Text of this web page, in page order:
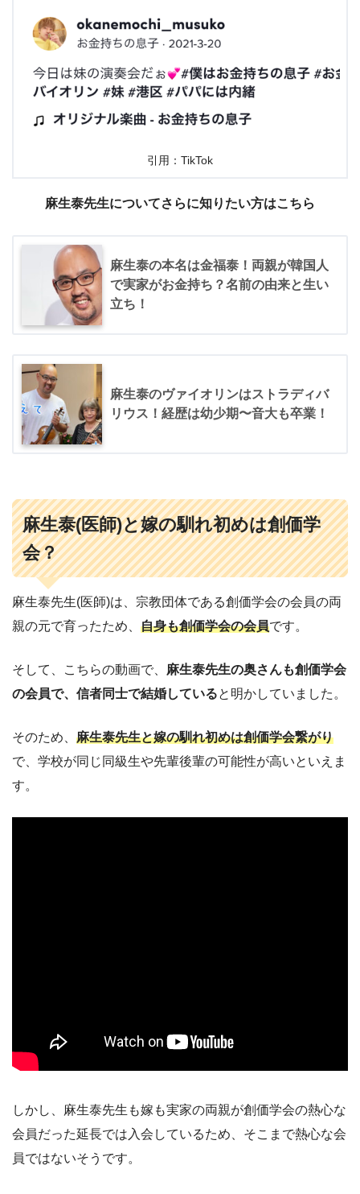
引用：TikTok
麻生泰先生についてさらに知りたい方はこちら
麻生泰の本名は金福泰！両親が韓国人
で実家がお金持ち？名前の由来と生い
立ち！
麻生泰のヴァイオリンはストラディバ
リウス！経歴は幼少期〜音大も卒業！
麻生泰(医師)と嫁の馴れ初めは創価学
会？
麻生泰先生(医師)は、宗教団体である創価学会の会員の両
親の元で育ったため、 自身も創価学会の会員です。
そして、こちらの動画で、 麻生泰先生の奥さんも創価学会
の会員で、信者同士で結婚していると明かしていました。
そのため、 麻生泰先生と嫁の馴れ初めは創価学会繋がり
で、学校が同じ同級生や先輩後輩の可能性が高いといえま
す。
しかし、麻生泰先生も嫁も実家の両親が創価学会の熱心な
会員だった延長では入会しているため、そこまで熱心な会
員ではないそうです。